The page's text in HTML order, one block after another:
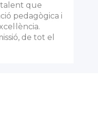
que
pedagògica i
de tot el